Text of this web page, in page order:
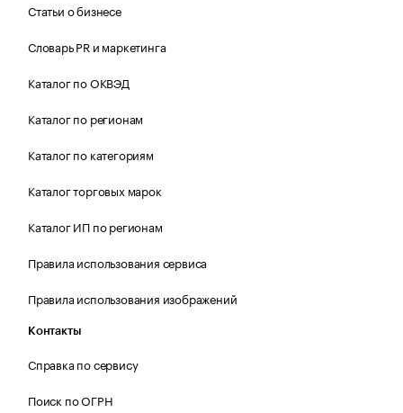
Статьи о бизнесе
Словарь PR и маркетинга
Каталог по ОКВЭД
Каталог по регионам
Каталог по категориям
Каталог торговых марок
Каталог ИП по регионам
Правила использования сервиса
Правила использования изображений
Контакты
Справка по сервису
Поиск по ОГРН